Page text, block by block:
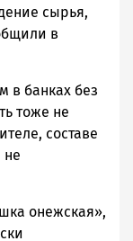
сырья,
в
в банках без
тоже не
составе
не
онежская»,